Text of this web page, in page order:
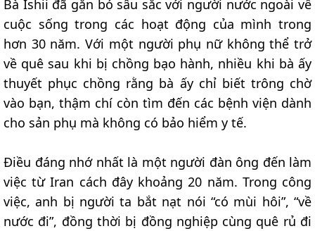
Bà Ishii đã gắn bó sâu sắc với người nước ngoài về
cuộc sống trong các hoạt động của mình trong
hơn 30 năm. Với một người phụ nữ không thể trở
về quê sau khi bị chồng bạo hành, nhiều khi bà ấy
thuyết phục chồng rằng bà ấy chỉ biết trông chờ
vào bạn, thậm chí còn tìm đến các bệnh viện dành
cho sản phụ mà không có bảo hiểm y tế.
Điều đáng nhớ nhất là một người đàn ông đến làm
việc từ Iran cách đây khoảng 20 năm. Trong công
việc, anh bị người ta bắt nạt nói “có mùi hôi”, “về
nước đi”, đồng thời bị đồng nghiệp cùng quê rủ đi